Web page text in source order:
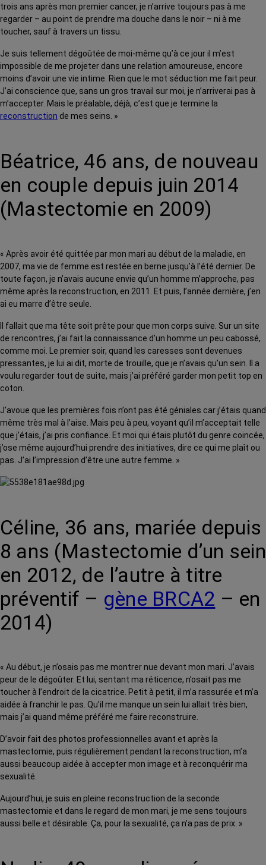
trois ans après mon premier cancer, je n’arrive toujours pas à me
regarder – au point de prendre ma douche dans le noir – ni à me
toucher, sauf à travers un tissu.
Je suis tellement dégoûtée de moi-même qu’à ce jour il m’est
impossible de me projeter dans une relation amoureuse, encore
moins d’avoir une vie intime. Rien que le mot séduction me fait peur.
J’ai conscience que, sans un gros travail sur moi, je n’arriverai pas à
m’accepter. Mais le préalable, déjà, c’est que je termine la
reconstruction de mes seins. »
Béatrice, 46 ans, de nouveau
en couple depuis juin 2014
(Mastectomie en 2009)
« Après avoir été quittée par mon mari au début de la maladie, en
2007, ma vie de femme est restée en berne jusqu’à l’été dernier. De
toute façon, je n’avais aucune envie qu’un homme m’approche, pas
même après la reconstruction, en 2011. Et puis, l’année dernière, j’en
ai eu marre d’être seule.
Il fallait que ma tête soit prête pour que mon corps suive. Sur un site
de rencontres, j’ai fait la connaissance d’un homme un peu cabossé,
comme moi. Le premier soir, quand les caresses sont devenues
pressantes, je lui ai dit, morte de trouille, que je n’avais qu’un sein. Il a
voulu regarder tout de suite, mais j’ai préféré garder mon petit top en
coton.
J’avoue que les premières fois n’ont pas été géniales car j’étais quand
même très mal à l’aise. Mais peu à peu, voyant qu’il m’acceptait telle
que j’étais, j’ai pris confiance. Et moi qui étais plutôt du genre coincée,
j’ose même aujourd’hui prendre des initiatives, dire ce qui me plaît ou
pas. J’ai l’impression d’être une autre femme. »
Céline, 36 ans, mariée depuis
8 ans (Mastectomie d’un sein
en 2012, de l’autre à titre
préventif – gène BRCA2 – en
2014)
« Au début, je n’osais pas me montrer nue devant mon mari. J’avais
peur de le dégoûter. Et lui, sentant ma réticence, n’osait pas me
toucher à l’endroit de la cicatrice. Petit à petit, il m’a rassurée et m’a
aidée à franchir le pas. Qu’il me manque un sein lui allait très bien,
mais j’ai quand même préféré me faire reconstruire.
D’avoir fait des photos professionnelles avant et après la
mastectomie, puis régulièrement pendant la reconstruction, m’a
aussi beaucoup aidée à accepter mon image et à reconquérir ma
sexualité.
Aujourd’hui, je suis en pleine reconstruction de la seconde
mastectomie et dans le regard de mon mari, je me sens toujours
aussi belle et désirable. Ça, pour la sexualité, ça n’a pas de prix. »